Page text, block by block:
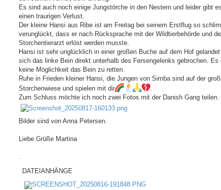
Es sind auch noch einige Jungstörche in den Nestern und leider gibt
einen traurigen Verlust.
Der kleine Hansi aus Ribe ist am Freitag bei seinem Erstflug so
verunglückt, dass er nach Rücksprache mit der Wildtierbehörde und
Storchentierarzt erlöst werden musste.
Hansi ist sehr unglücklich in einer großen Buche auf dem Hof
sich das linke Bein direkt unterhalb des Fersengelenks gebrochen. Es
keine Möglichkeit das Bein zu retten.
Ruhe in Frieden kleiner Hansi, die Jungen von Simba sind auf der
Storchenwiese und spielen mit dir
.
Zum Schluss möchte ich noch zwei Fotos mit der Danish Gang teilen.
Bilder sind von Anna Petersen.
Liebe Grüße Martina
.
DATEIANHÄNGE